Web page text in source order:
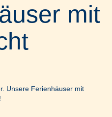
mit
Unsere Ferienhäuser mit